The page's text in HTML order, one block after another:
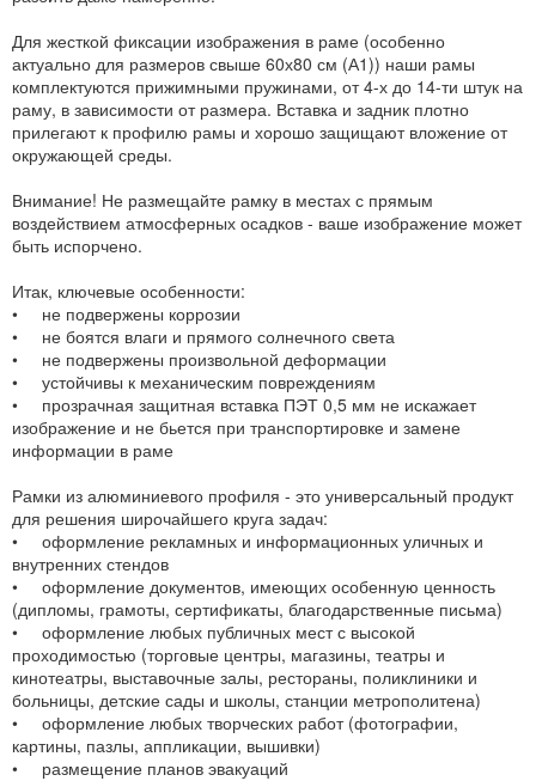
Для жесткой фиксации изображения в раме (особенно
актуально для размеров свыше 60х80 см (А1)) наши рамы
комплектуются прижимными пружинами, от 4-х до 14-ти штук на
раму, в зависимости от размера. Вставка и задник плотно
прилегают к профилю рамы и хорошо защищают вложение от
окружающей среды.
Внимание! Не размещайте рамку в местах с прямым
воздействием атмосферных осадков - ваше изображение может
быть испорчено.
Итак, ключевые особенности:
• не подвержены коррозии
• не боятся влаги и прямого солнечного света
• не подвержены произвольной деформации
• устойчивы к механическим повреждениям
• прозрачная защитная вставка ПЭТ 0,5 мм не искажает
изображение и не бьется при транспортировке и замене
информации в раме
Рамки из алюминиевого профиля - это универсальный продукт
для решения широчайшего круга задач:
• оформление рекламных и информационных уличных и
внутренних стендов
• оформление документов, имеющих особенную ценность
(дипломы, грамоты, сертификаты, благодарственные письма)
• оформление любых публичных мест с высокой
проходимостью (торговые центры, магазины, театры и
кинотеатры, выставочные залы, рестораны, поликлиники и
больницы, детские сады и школы, станции метрополитена)
• оформление любых творческих работ (фотографии,
картины, пазлы, аппликации, вышивки)
• размещение планов эвакуаций